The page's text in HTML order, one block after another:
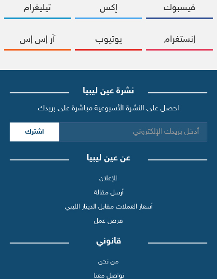
فيسبوك إكس تيليغرام
إنستغرام يوتيوب آر إس إس
نشرة عين ليبيا
احصل على النشرة الأسبوعية مباشرة على بريدك
اشترك
عن عين ليبيا
للإعلان
أرسل مقالة
أسعار العملات مقابل الدينار الليبي
فرص عمل
قانوني
من نحن
تواصل معنا